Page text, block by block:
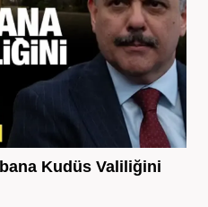
Kudüs Valiliğini